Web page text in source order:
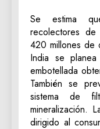
Se estima
recolectores de
420 millones de
India se
embotellada
También se
sistema de
mineralización.
dirigido al